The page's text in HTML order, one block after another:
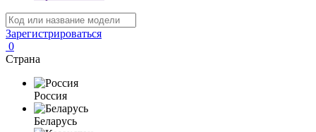
Зарегистрироваться
0
Страна
Россия
Беларусь